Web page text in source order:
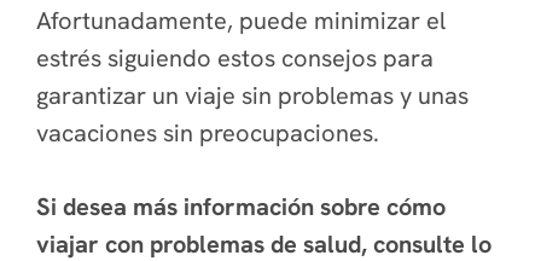
Afortunadamente, puede minimizar el
estrés siguiendo estos consejos para
garantizar un viaje sin problemas y unas
vacaciones sin preocupaciones.
Si desea más información sobre cómo
viajar con problemas de salud, consulte lo